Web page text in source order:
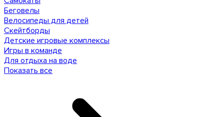
Беговелы
Велосипеды для детей
Скейтборды
Детские игровые комплексы
Игры в команде
Для отдыха на воде
Показать все